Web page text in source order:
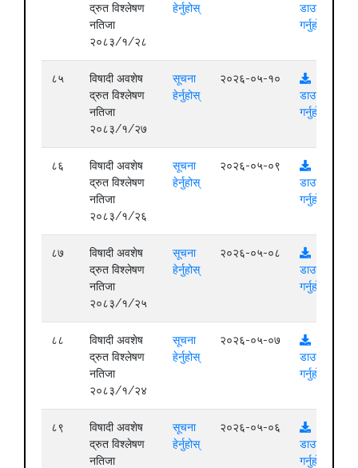
द्रुत विश्लेषण
नतिजा
२०८३/१/२८
हेर्नुहोस्
डाउनलोड
गर्नुहोस्
८५
विषादी अवशेष
द्रुत विश्लेषण
नतिजा
२०८३/१/२७
सूचना
हेर्नुहोस्
२०२६-०५-१०
डाउनलोड
गर्नुहोस्
८६
विषादी अवशेष
द्रुत विश्लेषण
नतिजा
२०८३/१/२६
सूचना
हेर्नुहोस्
२०२६-०५-०९
डाउनलोड
गर्नुहोस्
८७
विषादी अवशेष
द्रुत विश्लेषण
नतिजा
२०८३/१/२५
सूचना
हेर्नुहोस्
२०२६-०५-०८
डाउनलोड
गर्नुहोस्
८८
विषादी अवशेष
द्रुत विश्लेषण
नतिजा
२०८३/१/२४
सूचना
हेर्नुहोस्
२०२६-०५-०७
डाउनलोड
गर्नुहोस्
८९
विषादी अवशेष
द्रुत विश्लेषण
नतिजा
सूचना
हेर्नुहोस्
२०२६-०५-०६
डाउनलोड
गर्नुहोस्